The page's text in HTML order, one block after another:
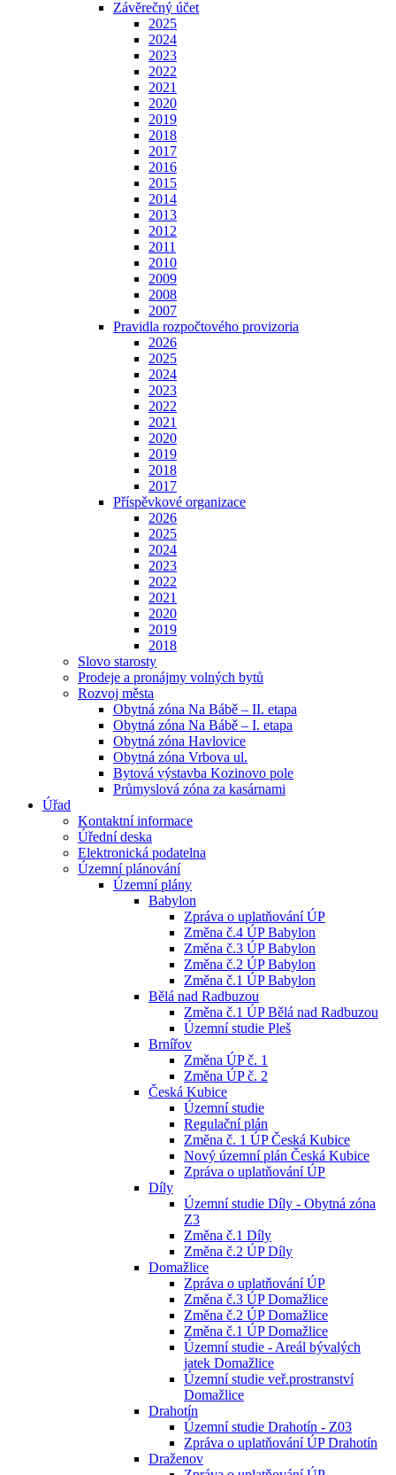
Závěrečný účet
2025
2024
2023
2022
2021
2020
2019
2018
2017
2016
2015
2014
2013
2012
2011
2010
2009
2008
2007
Pravidla rozpočtového provizoria
2026
2025
2024
2023
2022
2021
2020
2019
2018
2017
Příspěvkové organizace
2026
2025
2024
2023
2022
2021
2020
2019
2018
Slovo starosty
Prodeje a pronájmy volných bytů
Rozvoj města
Obytná zóna Na Bábě – II. etapa
Obytná zóna Na Bábě – I. etapa
Obytná zóna Havlovice
Obytná zóna Vrbova ul.
Bytová výstavba Kozinovo pole
Průmyslová zóna za kasárnami
Úřad
Kontaktní informace
Úřední deska
Elektronická podatelna
Územní plánování
Územní plány
Babylon
Zpráva o uplatňování ÚP
Změna č.4 ÚP Babylon
Změna č.3 ÚP Babylon
Změna č.2 ÚP Babylon
Změna č.1 ÚP Babylon
Bělá nad Radbuzou
Změna č.1 ÚP Bělá nad Radbuzou
Územní studie Pleš
Brnířov
Změna ÚP č. 1
Změna ÚP č. 2
Česká Kubice
Územní studie
Regulační plán
Změna č. 1 ÚP Česká Kubice
Nový územní plán Česká Kubice
Zpráva o uplatňování ÚP
Díly
Územní studie Díly - Obytná zóna
Z3
Změna č.1 Díly
Změna č.2 ÚP Díly
Domažlice
Zpráva o uplatňování ÚP
Změna č.3 ÚP Domažlice
Změna č.2 ÚP Domažlice
Změna č.1 ÚP Domažlice
Územní studie - Areál bývalých
jatek Domažlice
Územní studie veř.prostranství
Domažlice
Drahotín
Územní studie Drahotín - Z03
Zpráva o uplatňování ÚP Drahotín
Draženov